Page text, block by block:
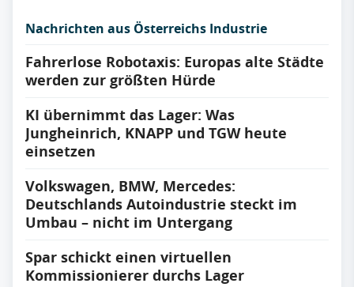
Nachrichten aus Österreichs Industrie
Fahrerlose Robotaxis: Europas alte Städte
werden zur größten Hürde
KI übernimmt das Lager: Was
Jungheinrich, KNAPP und TGW heute
einsetzen
Volkswagen, BMW, Mercedes:
Deutschlands Autoindustrie steckt im
Umbau – nicht im Untergang
Spar schickt einen virtuellen
Kommissionierer durchs Lager